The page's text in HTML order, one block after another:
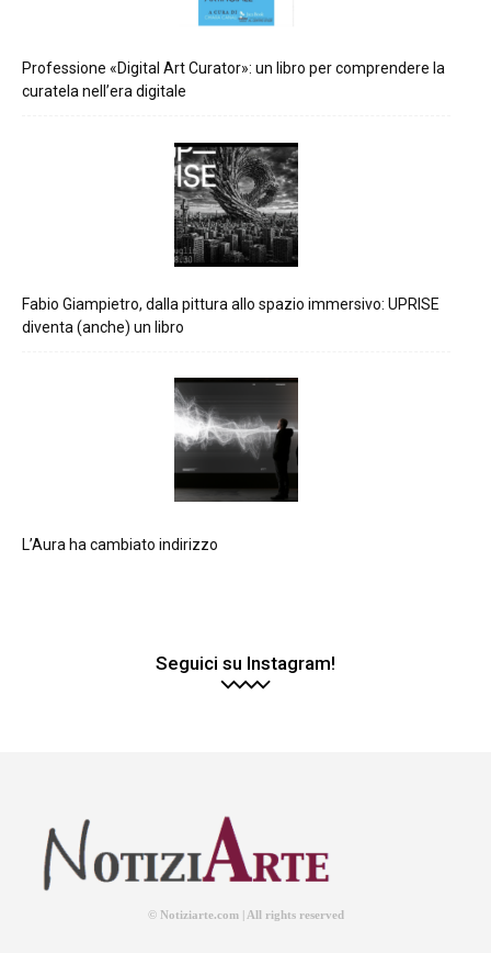
Professione «Digital Art Curator»: un libro per comprendere la
curatela nell’era digitale
Fabio Giampietro, dalla pittura allo spazio immersivo: UPRISE
diventa (anche) un libro
L’Aura ha cambiato indirizzo
Seguici su Instagram!
© Notiziarte.com | All rights reserved